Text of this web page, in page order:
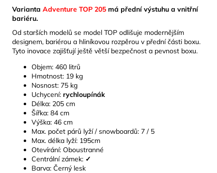
Varianta Adventure TOP 205 má přední výstuhu a vnitřní
bariéru.
Od starších modelů se model TOP odlišuje modernějším
designem, bariérou a hliníkovou rozpěrou v přední části boxu.
Tyto inovace zajišťují ještě větší bezpečnost a pevnost boxu.
Objem: 460 litrů
Hmotnost: 19 kg
Nosnost: 75 kg
Uchycení: rychloupínák
Délka: 205 cm
Šířka: 84 cm
Výška: 46 cm
Max. počet párů lyží / snowboardů: 7 / 5
Max. délka lyží: 195cm
Otevírání: Oboustranné
Centrální zámek: ✓
Barva: Černý lesk